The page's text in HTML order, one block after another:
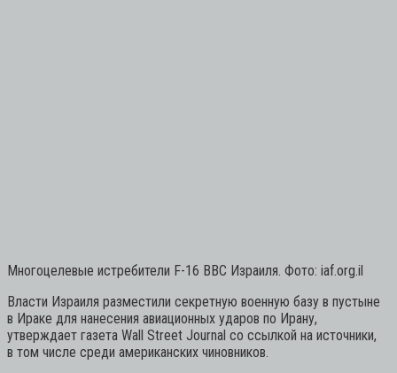
Многоцелевые истребители F-16 ВВС Израиля. Фото: iaf.org.il
Власти Израиля разместили секретную военную базу в пустыне
в Ираке для нанесения авиационных ударов по Ирану,
утверждает газета Wall Street Journal со ссылкой на источники,
в том числе среди американских чиновников.